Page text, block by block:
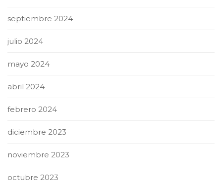
septiembre 2024
julio 2024
mayo 2024
abril 2024
febrero 2024
diciembre 2023
noviembre 2023
octubre 2023